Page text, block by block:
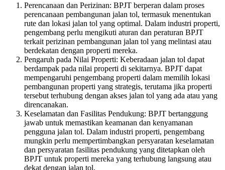
Perencanaan dan Perizinan: BPJT berperan dalam proses
perencanaan pembangunan jalan tol, termasuk menentukan
rute dan lokasi jalan tol yang optimal. Dalam industri properti,
pengembang perlu mengikuti aturan dan peraturan BPJT
terkait perizinan pembangunan jalan tol yang melintasi atau
berdekatan dengan properti mereka.
Pengaruh pada Nilai Properti: Keberadaan jalan tol dapat
berdampak pada nilai properti di sekitarnya. BPJT dapat
mempengaruhi pengembang properti dalam memilih lokasi
pembangunan properti yang strategis, terutama jika properti
tersebut terhubung dengan akses jalan tol yang ada atau yang
direncanakan.
Keselamatan dan Fasilitas Pendukung: BPJT bertanggung
jawab untuk memastikan keamanan dan kenyamanan
pengguna jalan tol. Dalam industri properti, pengembang
mungkin perlu mempertimbangkan persyaratan keselamatan
dan persyaratan fasilitas pendukung yang ditetapkan oleh
BPJT untuk properti mereka yang terhubung langsung atau
dekat dengan jalan tol.